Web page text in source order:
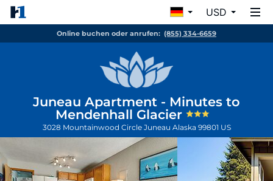
USD
Online buchen oder anrufen: (855) 334-6659
Juneau Apartment - Minutes to
Mendenhall Glacier
3028 Mountainwood Circle Juneau Alaska 99801 US